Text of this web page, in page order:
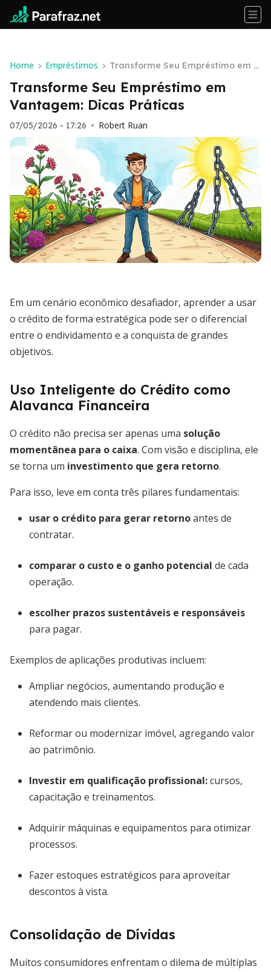
Home > Empréstimos > Transforme Seu Empréstimo em V
antagem: Dicas Práticas
Transforme Seu Empréstimo em
Vantagem: Dicas Práticas
07/05/2026 - 17:26 • Robert Ruan
Em um cenário econômico desafiador, aprender a usar
o crédito de forma estratégica pode ser o diferencial
entre o endividamento e a conquista de grandes
objetivos.
Uso Inteligente do Crédito como
Alavanca Financeira
O crédito não precisa ser apenas uma solução
momentânea para o caixa. Com visão e disciplina, ele
se torna um investimento que gera retorno.
Para isso, leve em conta três pilares fundamentais:
usar o crédito para gerar retornoantes de
contratar.
comparar o custo e o ganho potencial de cada
operação.
escolher prazos sustentáveis e responsáveis
para pagar.
Exemplos de aplicações produtivas incluem:
Ampliar negócios, aumentando produção e
atendendo mais clientes.
Reformar ou modernizar imóvel, agregando valor
ao patrimônio.
Investir em qualificação profissional:cursos,
capacitação e treinamentos.
Adquirir máquinas e equipamentos para otimizar
processos.
Fazer estoques estratégicos para aproveitar
descontos à vista.
Consolidação de Dívidas
Muitos consumidores enfrentam o dilema de múltiplas